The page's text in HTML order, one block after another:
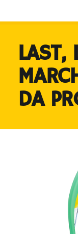
LAST,
DA